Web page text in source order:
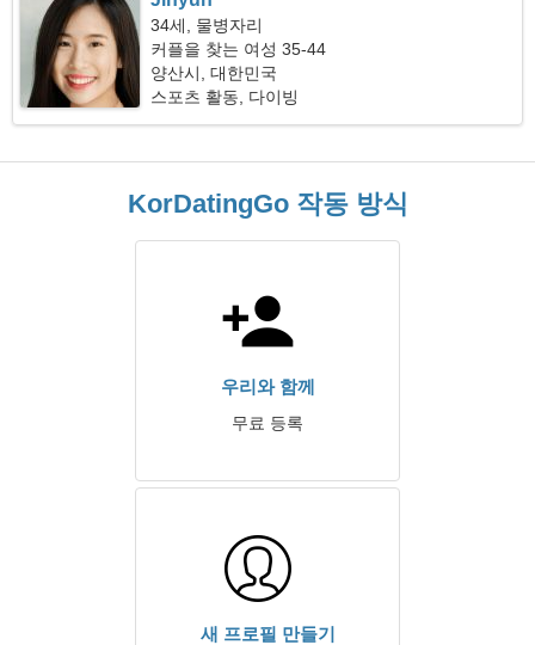
34세, 물병자리
커플을 찾는 여성 35-44
양산시, 대한민국
스포츠 활동, 다이빙
KorDatingGo 작동 방식
우리와 함께
무료 등록
새 프로필 만들기